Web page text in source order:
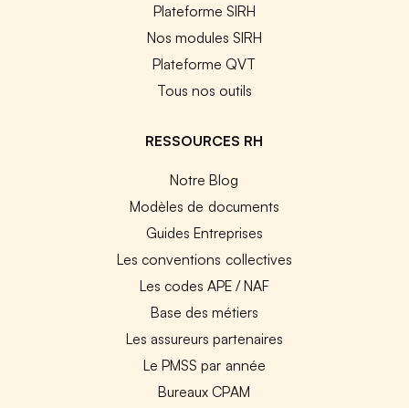
Plateforme SIRH
Nos modules SIRH
Plateforme QVT
Tous nos outils
RESSOURCES RH
Notre Blog
Modèles de documents
Guides Entreprises
Les conventions collectives
Les codes APE / NAF
Base des métiers
Les assureurs partenaires
Le PMSS par année
Bureaux CPAM